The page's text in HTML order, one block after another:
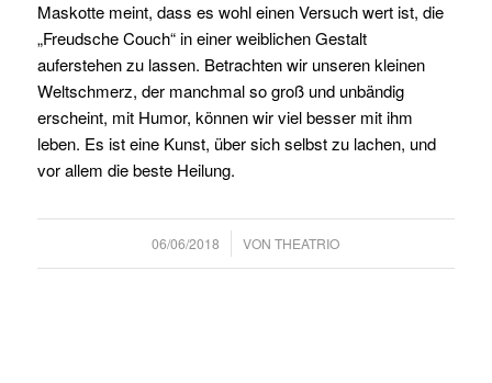
Maskotte meint, dass es wohl einen Versuch wert ist, die
„Freudsche Couch“ in einer weiblichen Gestalt
auferstehen zu lassen. Betrachten wir unseren kleinen
Weltschmerz, der manchmal so groß und unbändig
erscheint, mit Humor, können wir viel besser mit ihm
leben. Es ist eine Kunst, über sich selbst zu lachen, und
vor allem die beste Heilung.
06/06/2018
/ VONTHEATRIO